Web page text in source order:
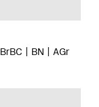
BrBC BN AGr